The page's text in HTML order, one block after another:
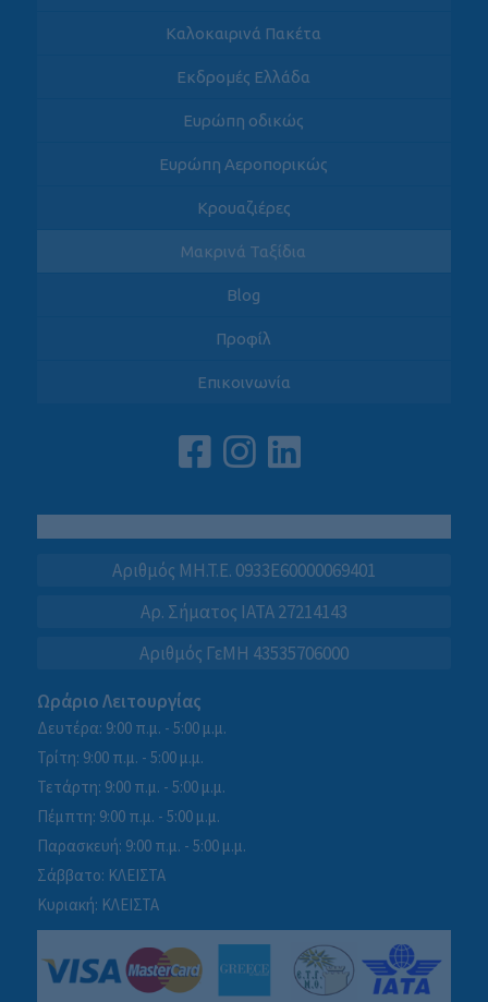
Καλοκαιρινά Πακέτα
Εκδρομές Ελλάδα
Ευρώπη οδικώς
Ευρώπη Αεροπορικώς
Κρουαζιέρες
Μακρινά Ταξίδια
Blog
Προφίλ
Επικοινωνία
Αριθμός MH.T.E. 0933E60000069401
Αρ. Σήματος IATA 27214143
Αριθμός ΓεΜΗ 43535706000
Ωράριο Λειτουργίας
Δευτέρα: 9:00 π.μ. - 5:00 μ.μ.
Τρίτη: 9:00 π.μ. - 5:00 μ.μ.
Τετάρτη: 9:00 π.μ. - 5:00 μ.μ.
Πέμπτη: 9:00 π.μ. - 5:00 μ.μ.
Παρασκευή: 9:00 π.μ. - 5:00 μ.μ.
Σάββατο: ΚΛΕΙΣΤΑ
Κυριακή: ΚΛΕΙΣΤΑ